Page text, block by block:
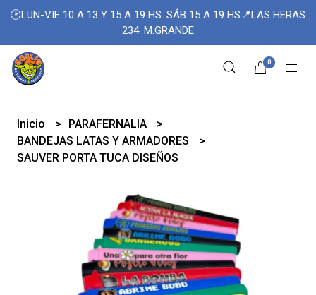
🕑LUN-VIE 10 A 13 Y 15 A 19 HS. SÁB 15 A 19 HS📍LAS HERAS
234. M.GRANDE
0
Inicio
PARAFERNALIA
BANDEJAS LATAS Y ARMADORES
SAUVER PORTA TUCA DISEÑOS